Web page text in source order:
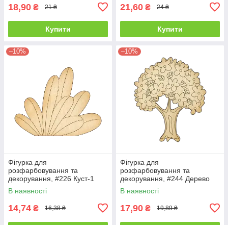
18,90 ₴ 21 ₴
Купити
21,60 ₴ 24 ₴
Купити
–10%
Фігурка для
розфарбовування та
декорування, #226 Куст-1
В наявності
14,74 ₴ 16,38 ₴
–10%
Фігурка для
розфарбовування та
декорування, #244 Дерево
В наявності
17,90 ₴ 19,89 ₴